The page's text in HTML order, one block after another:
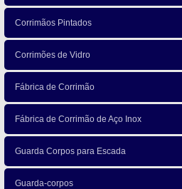
Corrimãos Pintados
Corrimões de Vidro
Fábrica de Corrimão
Fábrica de Corrimão de Aço Inox
Guarda Corpos para Escada
Guarda-corpos